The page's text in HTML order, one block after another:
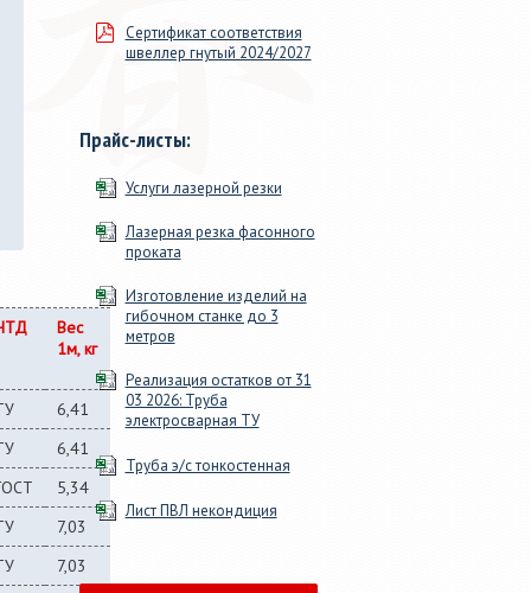
Вес
1м, кг
6,41
6,41
5,34
7,03
7,03
Сертификат соответствия
швеллер гнутый 2024/2027
Прайс-листы:
Услуги лазерной резки
Лазерная резка фасонного
проката
Изготовление изделий на
гибочном станке до 3
метров
Реализация остатков от 31
03 2026: Труба
электросварная ТУ
Труба э/с тонкостенная
Лист ПВЛ некондиция